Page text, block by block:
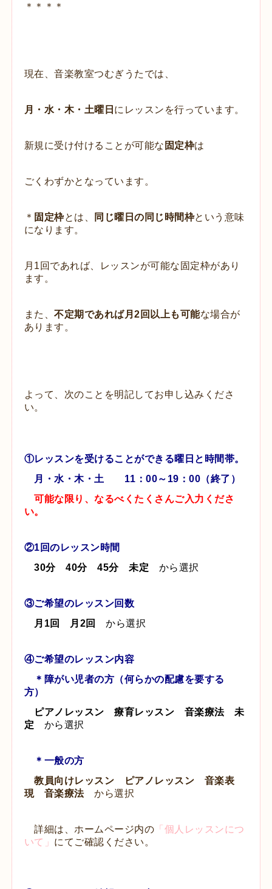
＊＊＊＊
現在、音楽教室つむぎうたでは、
月・水・木・土曜日 にレッスンを行っています。
新規に受け付けることが可能な 固定枠は
ごくわずかとなっています。
＊ 固定枠とは、 同じ曜日の同じ時間枠という意味
になります。
月1回であれば、レッスンが可能な固定枠があり
ます。
また、不定期であれば月2回以上も可能な場合が
あります。
よって、次のことを明記してお申し込みくださ
い。
①レッスンを受けることができる曜日と時間帯。
月・水・木・土 11：00～19：00（終了）
可能な限り、なるべくたくさんご入力くださ
い。
②1回のレッスン時間
30分 40分 45分 未定 から選択
③ご希望のレッスン回数
月1回 月2回
から選択
④ご希望のレッスン内容
＊障がい児者の方（何らかの配慮を要する
方）
ピアノレッスン 療育レッスン 音楽療法 未
定 から選択
＊一般の方
教員向けレッスン ピアノレッスン 音楽表
現 音楽療法から選択
詳細は、ホームページ内の 「個人レッスンにつ
いて」 にてご確認ください。